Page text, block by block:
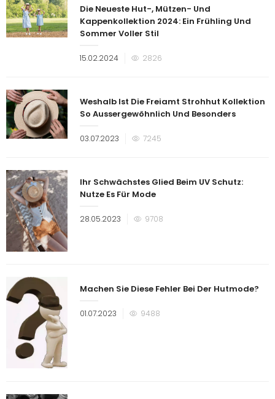
Die Neueste Hut-, Mützen- Und
Kappenkollektion 2024: Ein Frühling Und
Sommer Voller Stil
Veröffentlicht
15.02.2024 2826
Weshalb Ist Die Freiamt Strohhut Kollektion
So Aussergewöhnlich Und Besonders
Veröffentlicht
03.07.2023 7245
Ihr Schwächstes Glied Beim UV Schutz:
Nutze Es Für Mode
Veröffentlicht
28.05.2023 9708
Machen Sie Diese Fehler Bei Der Hutmode?
Veröffentlicht
01.07.2023 9488